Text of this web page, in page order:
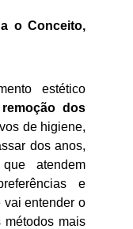
o Conceito,
estético
remoção dos
de higiene,
dos anos,
atendem
e
vai entender o
mais